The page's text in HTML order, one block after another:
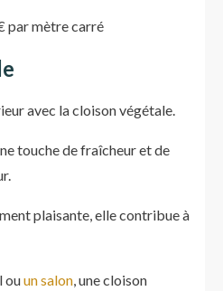
par mètre carré
avec la cloison végétale.
touche de fraîcheur et de
plaisante, elle contribue à
ouun salon, une cloison